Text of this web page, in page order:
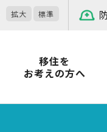
拡大 標準
移住を
お考えの方へ